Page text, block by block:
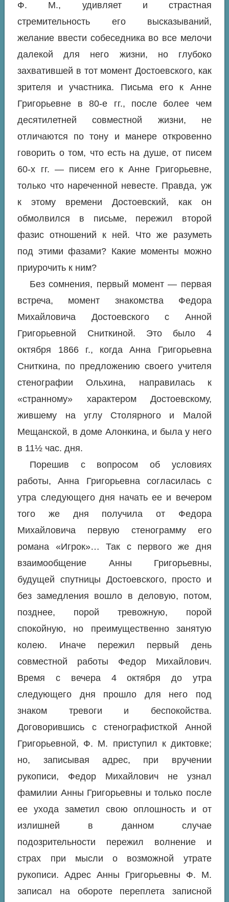
Ф. М., удивляет и страстная
стремительность его высказываний,
желание ввести собеседника во все мелочи
далекой для него жизни, но глубоко
захватившей в тот момент Достоевского, как
зрителя и участника. Письма его к Анне
Григорьевне в 80-е гг., после более чем
десятилетней совместной жизни, не
отличаются по тону и манере откровенно
говорить о том, что есть на душе, от писем
60-х гг. — писем его к Анне Григорьевне,
только что нареченной невесте. Правда, уж
к этому времени Достоевский, как он
обмолвился в письме, пережил второй
фазис отношений к ней. Что же разуметь
под этими фазами? Какие моменты можно
приурочить к ним?
Без сомнения, первый момент — первая
встреча, момент знакомства Федора
Михайловича Достоевского с Анной
Григорьевной Сниткиной. Это было 4
октября 1866 г., когда Анна Григорьевна
Сниткина, по предложению своего учителя
стенографии Ольхина, направилась к
«странному» характером Достоевскому,
жившему на углу Столярного и Малой
Мещанской, в доме Алонкина, и была у него
в 11½ час. дня.
Порешив с вопросом об условиях
работы, Анна Григорьевна согласилась с
утра следующего дня начать ее и вечером
того же дня получила от Федора
Михайловича первую стенограмму его
романа «Игрок»… Так с первого же дня
взаимообщение Анны Григорьевны,
будущей спутницы Достоевского, просто и
без замедления вошло в деловую, потом,
позднее, порой тревожную, порой
спокойную, но преимущественно занятую
колею. Иначе пережил первый день
совместной работы Федор Михайлович.
Время с вечера 4 октября до утра
следующего дня прошло для него под
знаком тревоги и беспокойства.
Договорившись с стенографисткой Анной
Григорьевной, Ф. М. приступил к диктовке;
но, записывая адрес, при вручении
рукописи, Федор Михайлович не узнал
фамилии Анны Григорьевны и только после
ее ухода заметил свою оплошность и от
излишней в данном случае
подозрительности пережил волнение и
страх при мысли о возможной утрате
рукописи. Адрес Анны Григорьевны Ф. М.
записал на обороте переплета записной